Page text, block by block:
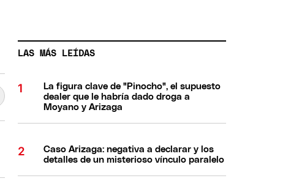
LAS MÁS LEÍDAS
La figura clave de "Pinocho", el supuesto
dealer que le habría dado droga a
Moyano y Arizaga
Caso Arizaga: negativa a declarar y los
detalles de un misterioso vínculo paralelo